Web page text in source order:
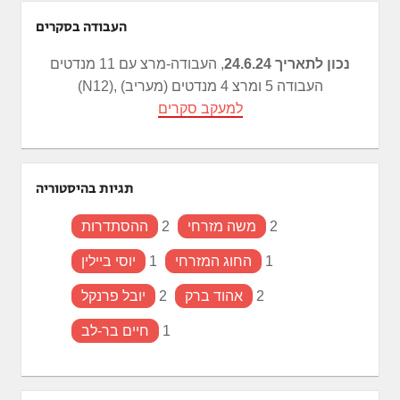
העבודה בסקרים
נכון לתאריך 24.6.24
, העבודה-מרצ עם 11 מנדטים
(N12), העבודה 5 ומרצ 4 מנדטים (מעריב)
למעקב סקרים
תגיות בהיסטוריה
ההסתדרות 2 משה מזרחי 2
יוסי ביילין 1 החוג המזרחי 1
יובל פרנקל 2 אהוד ברק 2
חיים בר-לב 1